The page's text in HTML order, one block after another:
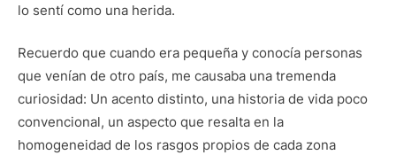
lo sentí como una herida.
Recuerdo que cuando era pequeña y conocía personas
que venían de otro país, me causaba una tremenda
curiosidad: Un acento distinto, una historia de vida poco
convencional, un aspecto que resalta en la
homogeneidad de los rasgos propios de cada zona